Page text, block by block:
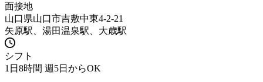
面接地
山口県山口市吉敷中東4-2-21
矢原駅、湯田温泉駅、大歳駅
シフト
1日8時間 週5日からOK